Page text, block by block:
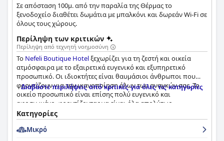
Σε απόσταση 100μ. από την παραλία της Θέρμας το
ξενοδοχείο διαθέτει δωμάτια με μπαλκόνι και δωρεάν Wi-Fi σε
όλους τους χώρους.
Περίληψη των κριτικών
Περίληψη από τεχνητή νοημοσύνη
Το Nefeli Boutique Hotelξεχωρίζει για τη ζεστή και οικεία
ατμόσφαιρα με το εξαιρετικά ευγενικό και εξυπηρετικό
προσωπικό. Οι ιδιοκτήτες είναι θαυμάσιοι άνθρωποι που
φροντίζουν για την ικανοποίηση όλων των αναγκών σας. Το
οικείο προσωπικό είναι επίσης πολύ ευγενικό και
αφοσιωμένο, φροντίζοντας να είναι όλα απολύτως
πεντακάθαρα, με ευρύχωρα μπάνια που εξασφαλίζουν τη
μέγιστη άνεση. Το προσωπικό του ξενοδοχείου είναι
φανταστικό με τα πάντα να είναι εξαιρετικά καθαρά,
Διαβάστε περιλήψεις από κριτικές για όλες τις κατηγορίες
Κατηγορίες
Μικρό